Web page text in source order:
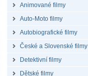
Animované filmy
Auto-Moto filmy
Autobiografické filmy
České a Slovenské filmy
Detektivní filmy
Dětské filmy